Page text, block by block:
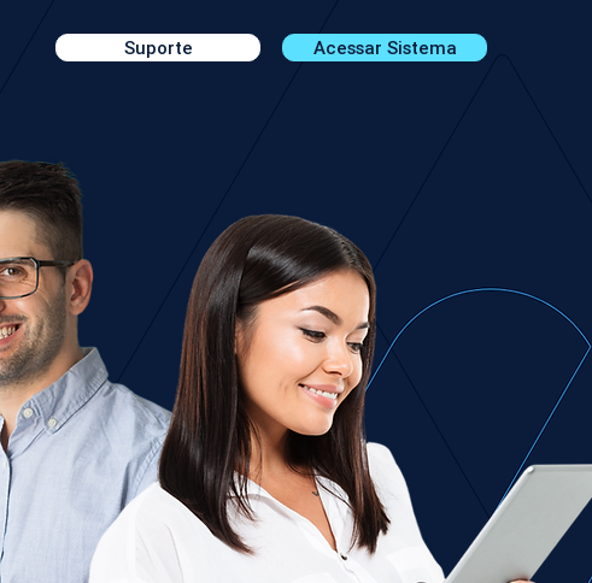
Suporte Acessar Sistema